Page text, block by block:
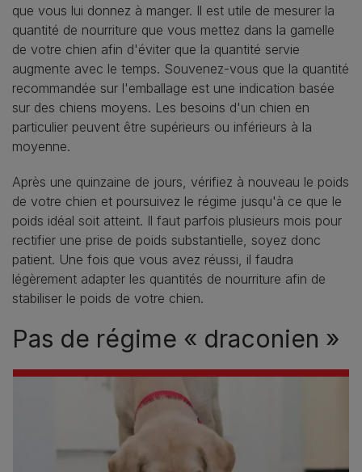
que vous lui donnez à manger. Il est utile de mesurer la
quantité de nourriture que vous mettez dans la gamelle
de votre chien afin d'éviter que la quantité servie
augmente avec le temps. Souvenez-vous que la quantité
recommandée sur l'emballage est une indication basée
sur des chiens moyens. Les besoins d'un chien en
particulier peuvent être supérieurs ou inférieurs à la
moyenne.
Après une quinzaine de jours, vérifiez à nouveau le poids
de votre chien et poursuivez le régime jusqu'à ce que le
poids idéal soit atteint. Il faut parfois plusieurs mois pour
rectifier une prise de poids substantielle, soyez donc
patient. Une fois que vous avez réussi, il faudra
légèrement adapter les quantités de nourriture afin de
stabiliser le poids de votre chien.
Pas de régime « draconien »